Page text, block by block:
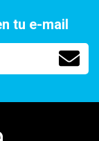
tu e-mail